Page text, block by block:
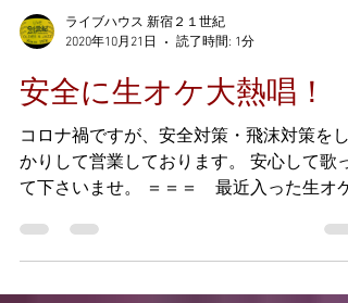
ライブハウス 新宿２１世紀
2020年10月21日
読了時間: 1分
安全に生オケ大熱唱！
コロナ禍ですが、安全対策・飛沫対策をし
かりして営業しております。 安心して歌っ